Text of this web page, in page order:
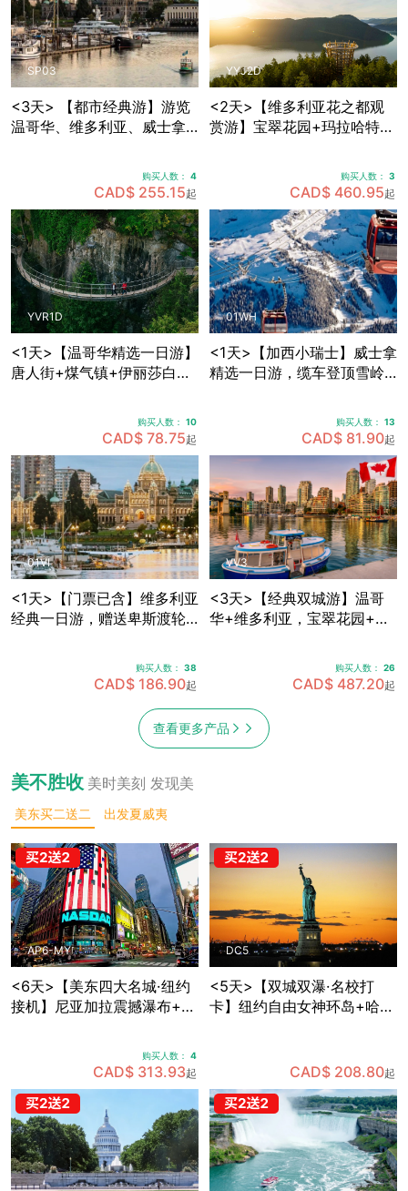
SP03
<3天> 【都市经典游】游览
温哥华、维多利亚、威士拿
购买人数： 4
CAD$ 255.15起
YYJ2D
<2天>【维多利亚花之都观
赏游】宝翠花园+玛拉哈特天
选帝后酒店住宿
购买人数： 3
CAD$ 460.95起
YVR1D
<1天>【温哥华精选一日游】
唐人街+煤气镇+伊丽莎白女
可体验飞越加拿大4D模拟飞
行 (天天出发)
购买人数： 10
CAD$ 78.75起
01WH
<1天>【加西小瑞士】威士拿
精选一日游，缆车登顶雪岭
湾·伐木镇·神龙瀑布 (天天出
发)
购买人数： 13
CAD$ 81.90起
01VI
<1天>【门票已含】维多利亚
经典一日游，赠送卑斯渡轮
购买人数： 38
CAD$ 186.90起
VV3
<3天>【经典双城游】温哥
华+维多利亚，宝翠花园+卡
华机场免费接送机
购买人数： 26
CAD$ 487.20起
查看更多产品
美不胜收 美时美刻 发现美
美东买二送二 出发夏威夷
AP6-MY
<6天>【美东四大名城·纽约
接机】尼亚加拉震撼瀑布+波
力殿堂+沃特金斯峡谷仙境
(可升级酒店+座位)
购买人数： 4
CAD$ 313.93起
DC5
<5天>【双城双瀑·名校打
卡】纽约自由女神环岛+哈佛
标三连拍，费城+纽约双城打
卡
CAD$ 208.80起